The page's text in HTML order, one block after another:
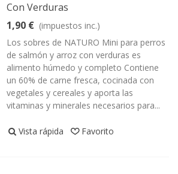
Con Verduras
1,90 € (impuestos inc.)
Los sobres de NATURO Mini para perros
de salmón y arroz con verduras es
alimento húmedo y completo Contiene
un 60% de carne fresca, cocinada con
vegetales y cereales y aporta las
vitaminas y minerales necesarios para...
Vista rápida Favorito